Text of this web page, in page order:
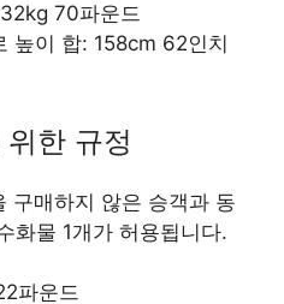
70파운드
높이 합: 158cm 62인치
한 규정
구매하지 않은 승객과 동
화물 1개가 허용됩니다.
파운드